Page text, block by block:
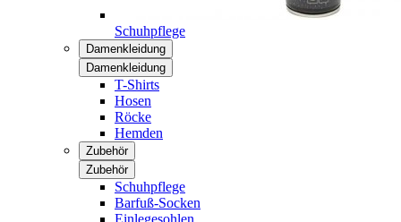
Schuhpflege
Damenkleidung
Damenkleidung
T-Shirts
Hosen
Röcke
Hemden
Zubehör
Zubehör
Schuhpflege
Barfuß-Socken
Einlegesohlen